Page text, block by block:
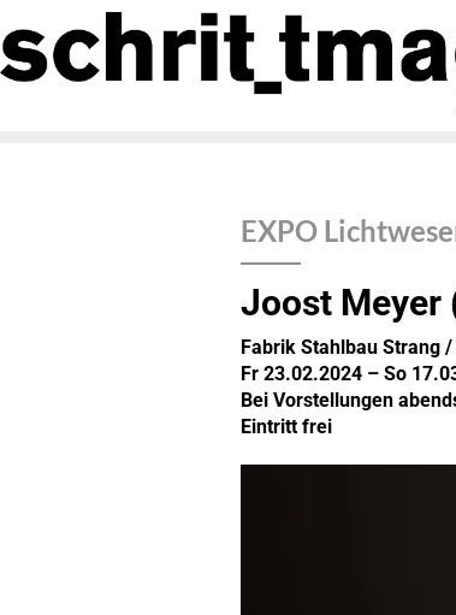
EXPO
Joost Meyer
Fabrik Stahlbau Strang
Fr 23.02.2024 – So
Bei Vorstellungen
Eintritt frei